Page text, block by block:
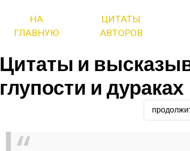
НА
ГЛАВНУЮ
ЦИТАТЫ
АВТОРОВ
Цитаты и
глупости и дураках